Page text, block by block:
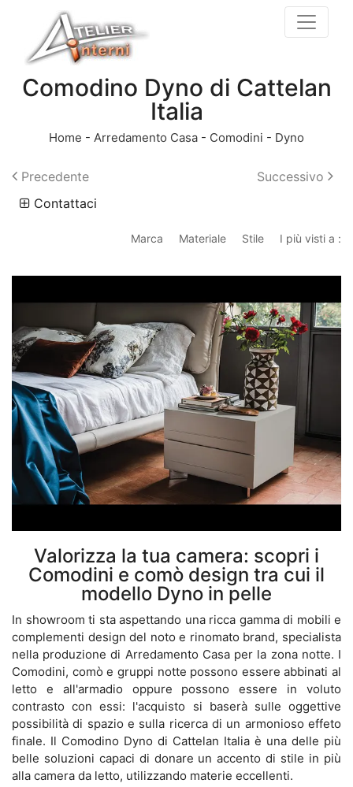
Comodino Dyno di Cattelan
Italia
Home - Arredamento Casa - Comodini - Dyno
Precedente
Successivo
Contattaci
Marca Materiale Stile I più visti a :
Valorizza la tua camera: scopri i
Comodini e comò design tra cui il
modello Dyno in pelle
In showroom ti sta aspettando una ricca gamma di mobili e
complementi design del noto e rinomato brand, specialista
nella produzione di Arredamento Casa per la zona notte. I
Comodini, comò e gruppi notte possono essere abbinati al
letto e all'armadio oppure possono essere in voluto
contrasto con essi: l'acquisto si baserà sulle oggettive
possibilità di spazio e sulla ricerca di un armonioso effeto
finale. Il Comodino Dyno di Cattelan Italia è una delle più
belle soluzioni capaci di donare un accento di stile in più
alla camera da letto, utilizzando materie eccellenti.